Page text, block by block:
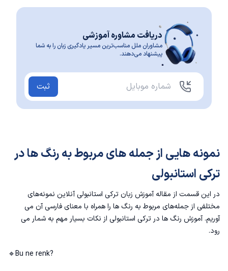
دریافت مشاوره آموزشی
مشاوران ملل مناسب‌ترین مسیر یادگیری زبان را به شما
پیشنهاد می‌دهند.
ثبت
نمونه هایی از جمله های مربوط به رنگ ها در
ترکی استانبولی
در این قسمت از مقالهآموزش زبان ترکی استانبولی آنلاین نمونه‌های
مختلفی از جمله‌های مربوط به رنگ ها را همراه با معنای فارسی آن می
آوریم. آموزش رنگ ها در ترکی استانبولی از نکات بسیار مهم به شمار می
رود.
🔹Bu ne renk?